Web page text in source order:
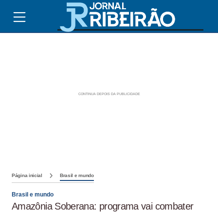
Página inicial Brasil e mundo
Brasil e mundo
Amazônia Soberana: programa vai combater